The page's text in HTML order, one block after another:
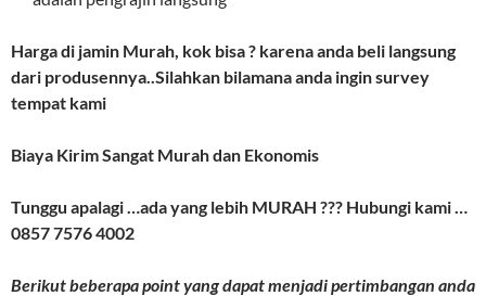
Harga di jamin Murah, kok bisa ? karena anda beli langsung
dari produsennya..Silahkan bilamana anda ingin survey
tempat kami
Biaya Kirim Sangat Murah dan Ekonomis
Tunggu apalagi …ada yang lebih MURAH ??? Hubungi kami …
0857 7576 4002
Berikut beberapa point yang dapat menjadi pertimbangan anda